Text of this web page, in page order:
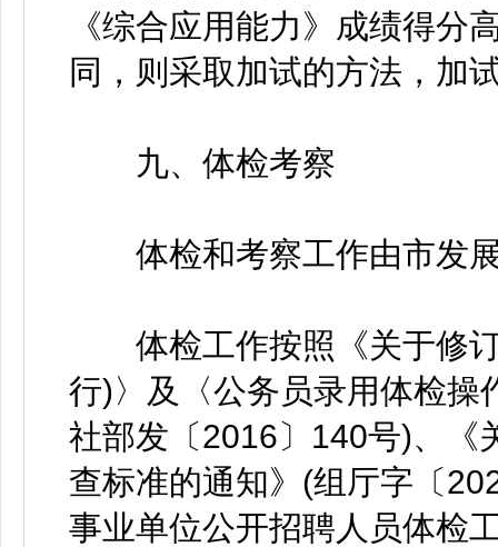
《综合应用能力》成绩得分
同，则采取加试的方法，加
九、体检考察
体检和考察工作由市发展
体检工作按照《关于修订
行)〉及〈公务员录用体检操
社部发〔2016〕140号)、《
查标准的通知》(组厅字〔
事业单位公开招聘人员体检